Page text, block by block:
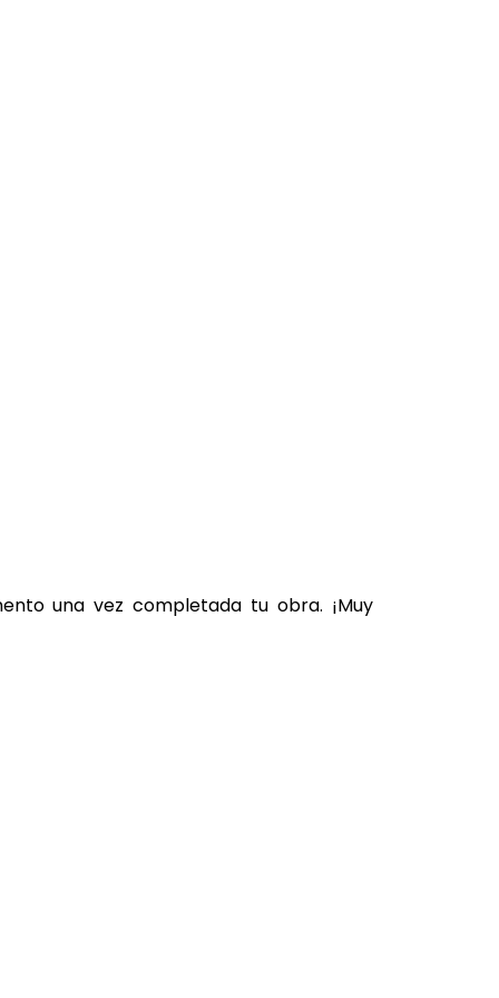
una vez completada tu obra. ¡Muy